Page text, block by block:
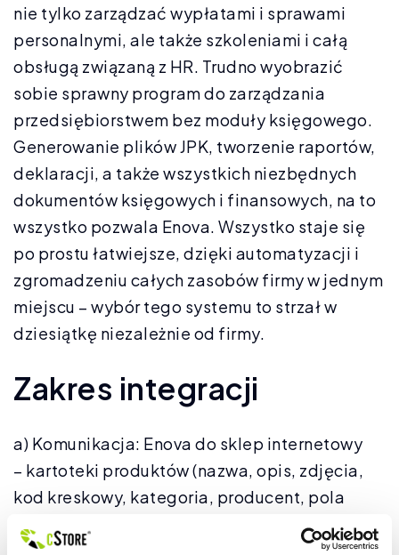
nie tylko zarządzać wypłatami i sprawami
personalnymi, ale także szkoleniami i całą
obsługą związaną z HR. Trudno wyobrazić
sobie sprawny program do zarządzania
przedsiębiorstwem bez moduły księgowego.
Generowanie plików JPK, tworzenie raportów,
deklaracji, a także wszystkich niezbędnych
dokumentów księgowych i finansowych, na to
wszystko pozwala Enova. Wszystko staje się
po prostu łatwiejsze, dzięki automatyzacji i
zgromadzeniu całych zasobów firmy w jednym
miejscu – wybór tego systemu to strzał w
dziesiątkę niezależnie od firmy.
Zakres integracji
a) Komunikacja: Enova do sklep internetowy
– kartoteki produktów (nazwa, opis, zdjęcia,
kod kreskowy, kategoria, producent, pola
– stany magazynowe (pobrane z jednego lub